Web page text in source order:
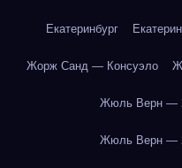
Екатеринбург
Жорж Санд — Консуэло
Жюль Верн —
Жюль Верн —